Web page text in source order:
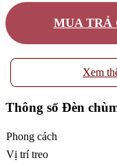
MUA TRẢ
Xem
Thông số Đèn
Phong cách
Vị trí treo